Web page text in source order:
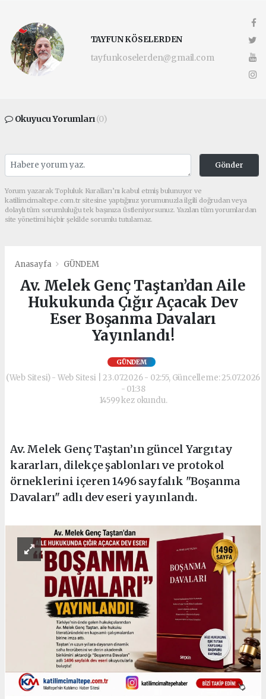
TAYFUN KÖSELERDEN
tayfunkoselerden@gmail.com
Okuyucu Yorumları(0)
Gönder
Yorum yazarak Topluluk Kuralları’nı kabul etmiş bulunuyor ve
katilimcimaltepe.com.tr sitesine yaptığınız yorumunuzla ilgili doğrudan veya
dolaylı tüm sorumluluğu tek başınıza üstleniyorsunuz. Yazılan tüm yorumlardan
site yönetimi hiçbir şekilde sorumlu tutulamaz.
Anasayfa GÜNDEM
Av. Melek Genç Taştan’dan Aile
Hukukunda Çığır Açacak Dev
Eser Boşanma Davaları
Yayınlandı!
GÜNDEM
(Web Sitesi) - Web Sitesi | 23.07.2026 - 02:55, Güncelleme: 25.07.2026
- 01:38
14599 kez okundu.
Av. Melek Genç Taştan’ın güncel Yargıtay
kararları, dilekçe şablonları ve protokol
örneklerini içeren 1496 sayfalık "Boşanma
Davaları" adlı dev eseri yayınlandı.